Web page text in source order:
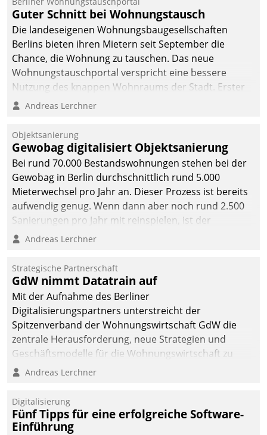
Guter Schnitt bei Wohnungstausch
Die landeseigenen Wohnungsbaugesellschaften
Berlins bieten ihren Mietern seit September die
Chance, die Wohnung zu tauschen. Das neue
Wohnungstauschportal verspricht eine bessere
Nutzung des knappen Wohnraums der Stadt. Erster
Anwendungsfall für Datatrains Lösung API-Hub mit
Unternehmen.
Andreas Lerchner
Objektsanierung
Gewobag digitalisiert Objektsanierung
Bei rund 70.000 Bestandswohnungen stehen bei der
Gewobag in Berlin durchschnittlich rund 5.000
Mieterwechsel pro Jahr an. Dieser Prozess ist bereits
aufwendig genug. Wenn dann aber noch rund 2.500
Sanierungen pro Jahr mit reinspielen, ist der
Betreuungs- und Organisationsaufwand immens. Im
kommunale Wohnungsbauunternehmen daher
gemeinsam mit der Berliner Datatrain GmbH den
Teilprozess der Objektsanierung digitalisiert.
Andreas Lerchner
Strategische Partnerschaft
GdW nimmt Datatrain auf
Mit der Aufnahme des Berliner
Digitalisierungspartners unterstreicht der
Spitzenverband der Wohnungswirtschaft GdW die
zentrale Herausforderung, neue Strategien und
Geschäftsmodelle für die Wohnungswirtschaft zu
entwickeln.
Andreas Lerchner
Digitalisierung
Fünf Tipps für eine erfolgreiche Software-
Einführung